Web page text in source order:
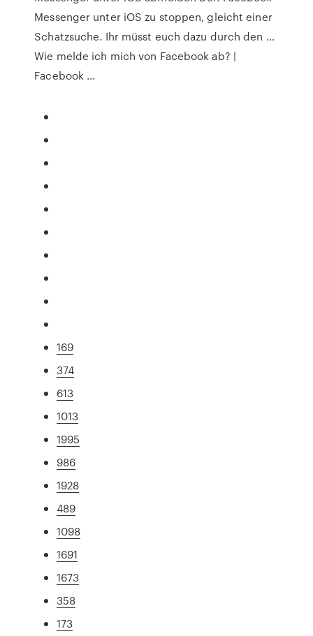
Messenger unter iOS zu stoppen, gleicht einer
Schatzsuche. Ihr müsst euch dazu durch den …
Wie melde ich mich von Facebook ab? |
Facebook ...
169
374
613
1013
1995
986
1928
489
1098
1691
1673
358
173